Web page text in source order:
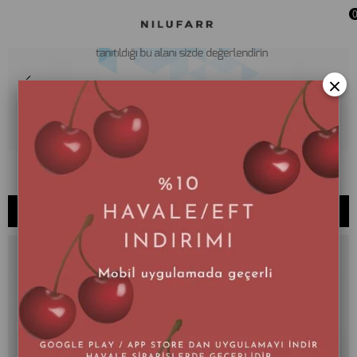
0
181 - BYLEAF
FILTRELEME
SIRALAMA
×